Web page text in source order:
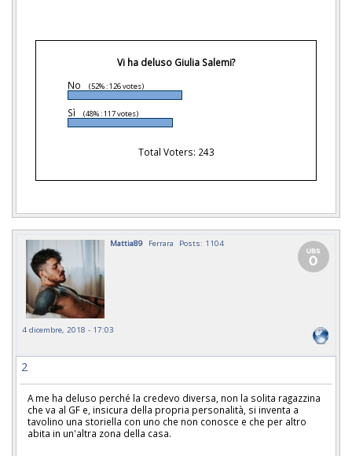
Vi ha deluso Giulia Salemi?
No
(52% : 126 votes)
Sì (48% : 117 votes)
Total Voters: 243
Mattia89 Ferrara Posts: 1104
4 dicembre, 2018 - 17:03
2
A me ha deluso perché la credevo diversa, non la solita ragazzina
che va al GF e, insicura della propria personalità, si inventa a
tavolino una storiella con uno che non conosce e che per altro
abita in un'altra zona della casa.